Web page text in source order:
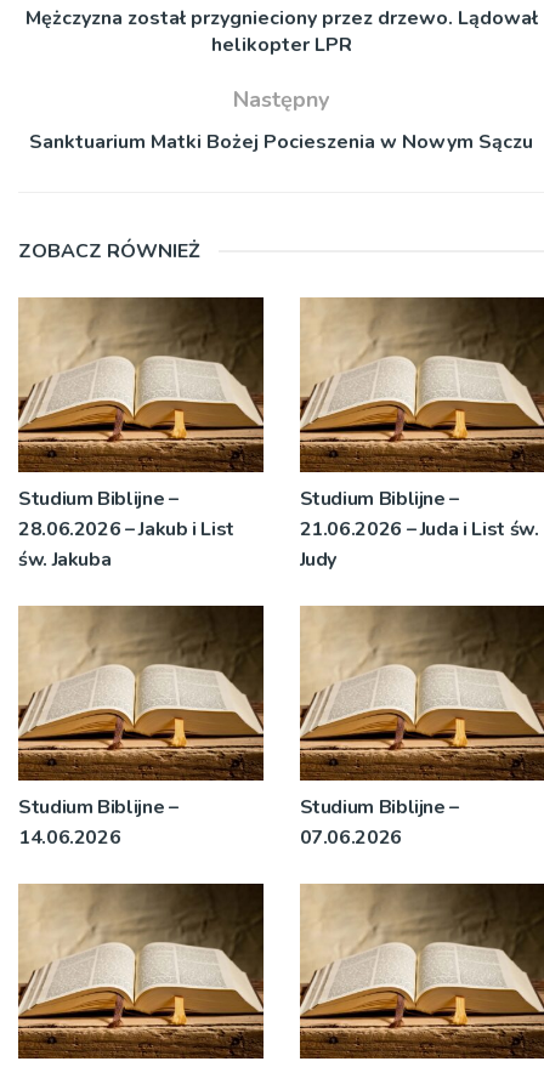
Mężczyzna został przygnieciony przez drzewo. Lądował
helikopter LPR
Następny
Sanktuarium Matki Bożej Pocieszenia w Nowym Sączu
ZOBACZ RÓWNIEŻ
Studium Biblijne –
28.06.2026 – Jakub i List
św. Jakuba
Studium Biblijne –
21.06.2026 – Juda i List św.
Judy
Studium Biblijne –
14.06.2026
Studium Biblijne –
07.06.2026